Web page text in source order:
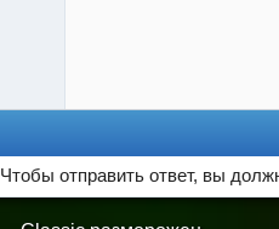
Чтобы отправить ответ, вы